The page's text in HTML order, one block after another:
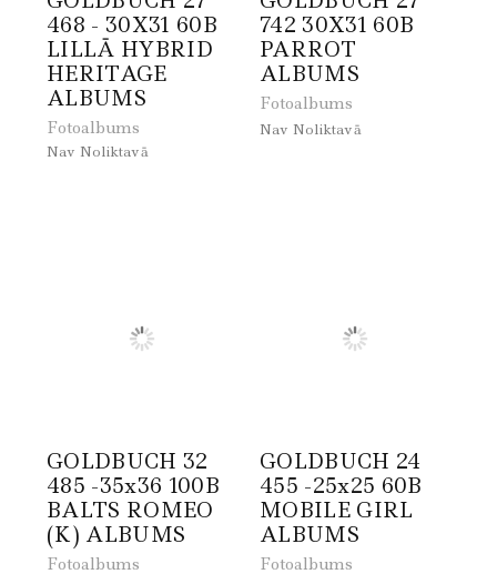
468 - 30X31 60B
LILLĀ HYBRID
HERITAGE
ALBUMS
Fotoalbums
Nav Noliktavā
742 30X31 60B
PARROT
ALBUMS
Fotoalbums
Nav Noliktavā
GOLDBUCH 32
485 -35x36 100B
BALTS ROMEO
(K) ALBUMS
Fotoalbums
GOLDBUCH 24
455 -25x25 60B
MOBILE GIRL
ALBUMS
Fotoalbums